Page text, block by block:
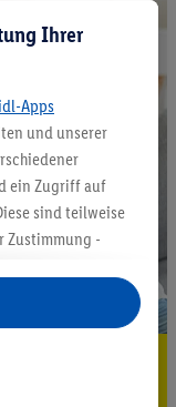
Ihrer
Apps
und unserer
ein Zugriff auf
sind teilweise
Zustimmung -
TCF
werden